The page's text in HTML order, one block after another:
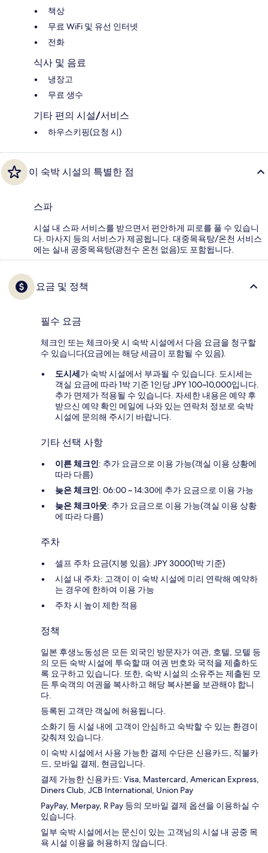
책상
무료 WiFi 및 유선 인터넷
전화
식사 및 음료
냉장고
무료 생수
기타 편의 시설/서비스
하우스키핑(요청 시)
이 숙박 시설의 특별한 점
스파
시설 내 스파 서비스를 받으면서 편안하게 피로를 풀 수 있습니
다. 마사지 등의 서비스가 제공됩니다. 대중목욕탕/온천 서비스
에는 실내 공중목욕탕(광천수 온천 없음)도 포함됩니다.
요금 및 정책
필수 요금
체크인 또는 체크아웃 시 숙박 시설에서 다음 요금을 청구할
수 있습니다(요금에는 해당 세금이 포함될 수 있음).
도시세가 숙박 시설에서 부과될 수 있습니다. 도시세는
객실 요금에 따라 1박 기준 1인당 JPY 100~10,000입니다.
추가 면제가 적용될 수 있습니다. 자세한 내용은 예약 후
받으신 예약 확인 메일에 나와 있는 연락처 정보로 숙박
시설에 문의해 주시기 바랍니다.
기타 선택 사항
이른 체크인: 추가 요금으로 이용 가능(객실 이용 상황에
따라 다름)
늦은 체크인: 06:00 ~ 14:30에 추가 요금으로 이용 가능
늦은 체크아웃: 추가 요금으로 이용 가능(객실 이용 상황
에 따라 다름)
주차
셀프 주차 요금(지붕 있음): JPY 3000(1박 기준)
시설 내 주차: 고객이 이 숙박 시설에 미리 연락해 예약하
는 경우에 한하여 이용 가능
주차 시 높이 제한 적용
정책
일본 후생노동성은 모든 외국인 방문자가 여관, 호텔, 모텔 등
의 모든 숙박 시설에 투숙할 때 여권 번호와 국적을 제출하도
록 요구하고 있습니다. 또한, 숙박 시설의 소유주는 제출된 모
든 투숙객의 여권을 복사하고 해당 복사본을 보관해야 합니
다.
등록된 고객만 객실에 허용됩니다.
소화기 등 시설 내에 고객이 안심하고 숙박할 수 있는 환경이
갖춰져 있습니다.
이 숙박 시설에서 사용 가능한 결제 수단은 신용카드, 직불카
드, 모바일 결제, 현금입니다.
결제 가능한 신용카드: Visa, Mastercard, American Express,
Diners Club, JCB International, Union Pay
PayPay, Merpay, R Pay 등의 모바일 결제 옵션을 이용하실 수
있습니다.
일부 숙박 시설에서는 문신이 있는 고객님의 시설 내 공중 목
욕 시설 이용을 허용하지 않습니다.